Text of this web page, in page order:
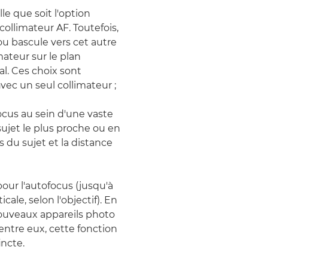
que soit l'option
AF. Toutefois,
bascule vers cet autre
sur le plan
Ces choix sont
un seul collimateur ;
au sein d'une vaste
le plus proche ou en
du sujet et la distance
l'autofocus (jusqu'à
selon l'objectif). En
appareils photo
eux, cette fonction